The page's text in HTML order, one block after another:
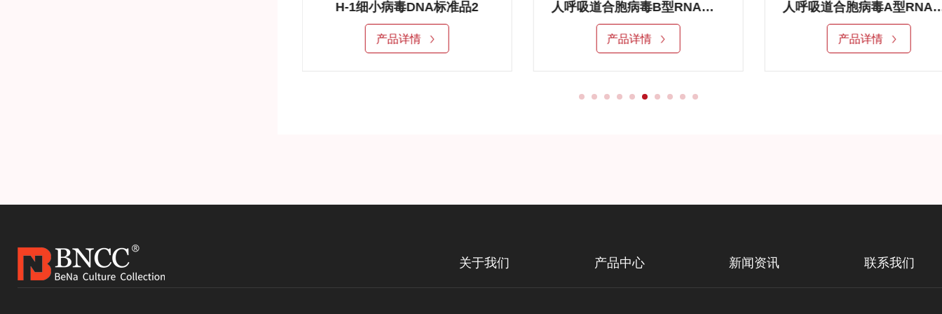
H-1细小病毒DNA标准品2
产品详情
人呼吸道合胞病毒B型RNA标准品
产品详情
人呼吸道合胞病毒A
产品详情
关于我们 产品中心 新闻资讯 联系我们